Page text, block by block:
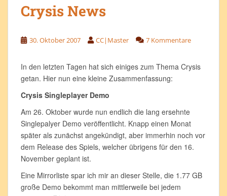
Crysis News
30. Oktober 2007 CC|Master 7 Kommentare
In den letzten Tagen hat sich einiges zum Thema Crysis
getan. Hier nun eine kleine Zusammenfassung:
Crysis Singleplayer Demo
Am 26. Oktober wurde nun endlich die lang ersehnte
Singlepalyer Demo veröffentlicht. Knapp einen Monat
später als zunächst angekündigt, aber immerhin noch vor
dem Release des Spiels, welcher übrigens für den 16.
November geplant ist.
Eine Mirrorliste spar ich mir an dieser Stelle, die 1.77 GB
große Demo bekommt man mittlerweile bei jedem